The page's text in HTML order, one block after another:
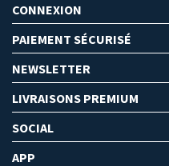
CONNEXION
PAIEMENT SÉCURISÉ
NEWSLETTER
LIVRAISONS PREMIUM
SOCIAL
APP